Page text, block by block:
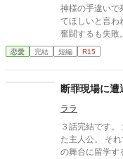
神様の手違いで
てほしいと言われ
奮闘するも失敗。 国外追放先で国王の子を孕んでいることに
つく。 この子は私の子よ！守ってみせるわ。 1人、子を育てる決
心をする。 そんな彼女を暖かく見守る人たち。彼女を愛するも
ーーー 完結確
恋愛 完結 短編 R15
断罪現場に
ララ
３話完結です。 大好きなゲーム世界のモブですらない人に転生し
た主人公。 それでも直接この目でゲームの世界を見たくてゲーム
の舞台に留学する。 そこで見たのはまさにゲームの世